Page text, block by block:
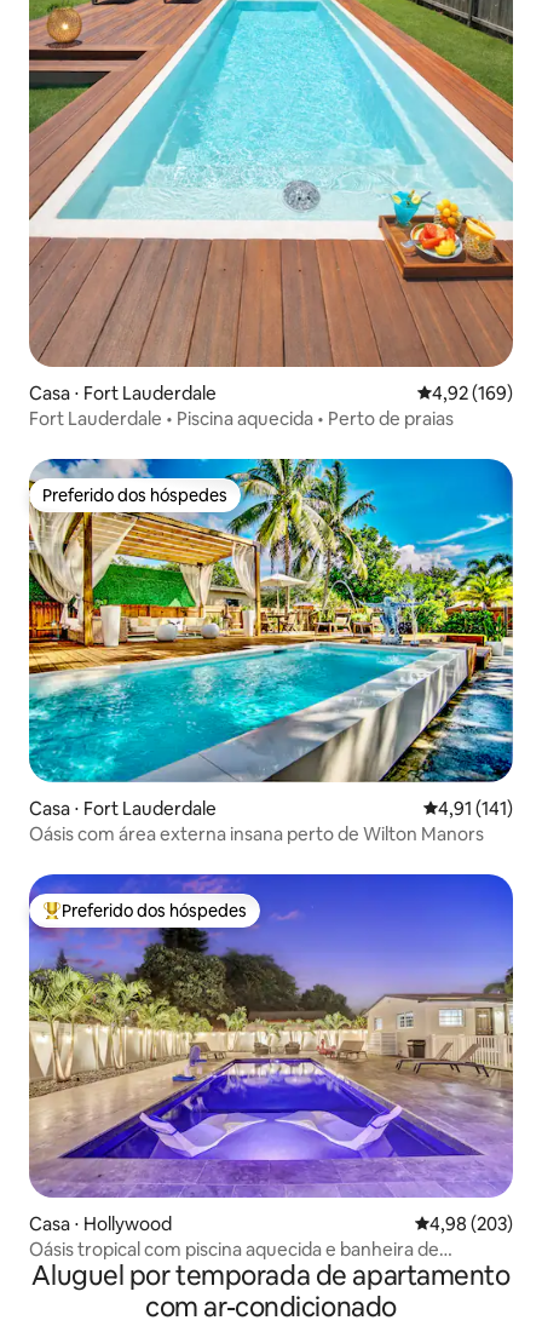
Casa ⋅ Fort Lauderdale 4,92 de uma
4,92 (169)
Fort Lauderdale • Piscina aquecida • Perto de praias
Preferido dos hóspedes
Preferido dos hóspedes
Casa ⋅ Fort Lauderdale 4,91 de uma
4,91 (141)
Oásis com área externa insana perto de Wilton Manors
Entre os melhores preferidos dos hóspedes
Preferido dos hóspedes
Casa ⋅ Hollywood 4,98 de uma
4,98 (203)
Oásis tropical com piscina aquecida e banheira de
hidromassagem
Aluguel por temporada de apartamento
com ar-condicionado